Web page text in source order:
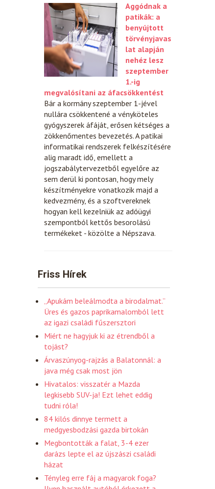
Aggódnak a
patikák: a
benyújtott
törvényjavas
lat alapján
nehéz lesz
szeptember
1.-ig
megvalósítani az áfacsökkentést
Bár a kormány szeptember 1-jével
nullára csökkentené a vényköteles
gyógyszerek áfáját, erősen kétséges a
zökkenőmentes bevezetés. A patikai
informatikai rendszerek felkészítésére
alig maradt idő, emellett a
jogszabálytervezetből egyelőre az
sem derül ki pontosan, hogy mely
készítményekre vonatkozik majd a
kedvezmény, és a szoftvereknek
hogyan kell kezelniük az adóügyi
szempontból kettős besorolású
termékeket - közölte a Népszava.
Friss Hírek
„Apukám beleálmodta a birodalmat.”
Üres és gazos paprikamalomból lett
az igazi családi fűszersztori
Miért ne hagyjuk ki az étrendből a
tojást?
Árvaszúnyog-rajzás a Balatonnál: a
java még csak most jön
Hivatalos: visszatér a Mazda
legkisebb SUV-ja! Ezt lehet eddig
tudni róla!
84 kilós dinnye termett a
medgyesbodzási gazda birtokán
Megbontották a falat, 3-4 ezer
darázs lepte el az újszászi családi
házat
Tényleg erre fáj a magyarok foga?